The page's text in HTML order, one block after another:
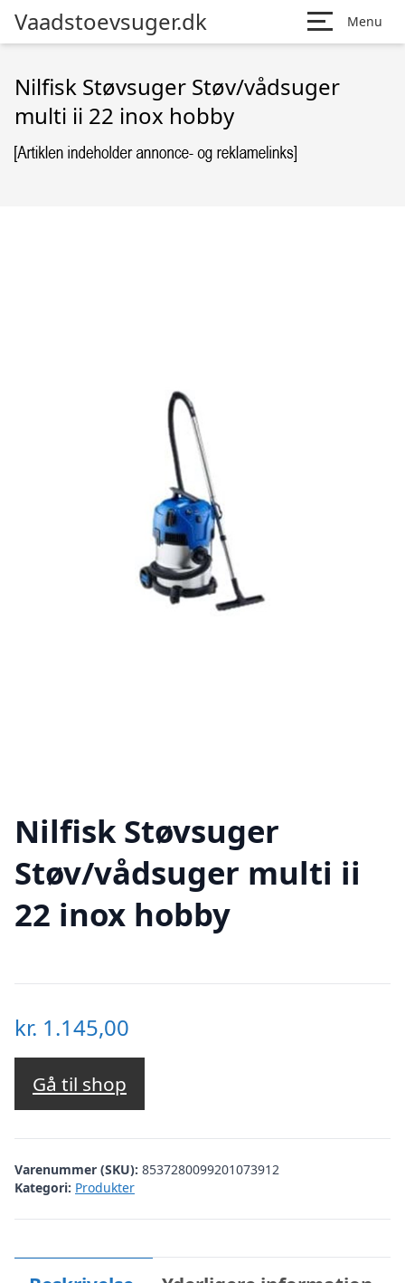
Vaadstoevsuger.dk Menu
Nilfisk Støvsuger Støv/vådsuger
multi ii 22 inox hobby
Nilfisk Støvsuger
Støv/vådsuger multi ii
22 inox hobby
kr. 1.145,00
Gå til shop
Varenummer (SKU): 8537280099201073912
Kategori: Produkter